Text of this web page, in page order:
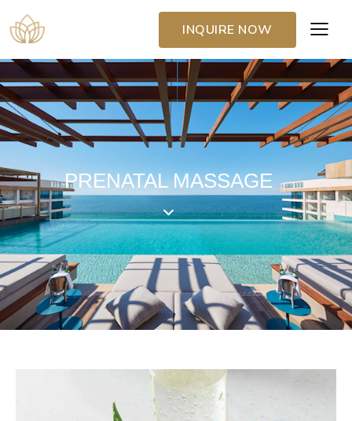
INQUIRE NOW
PRENATAL MASSAGE